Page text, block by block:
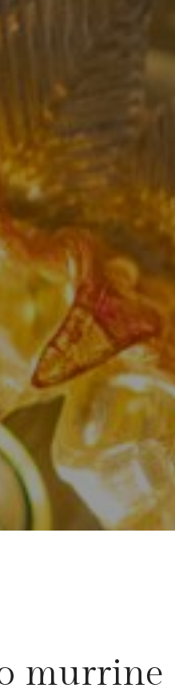
murrine